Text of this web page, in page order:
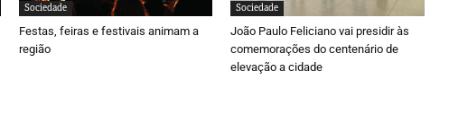
Sociedade
Festas, feiras e festivais animam a
região
Sociedade
João Paulo Feliciano vai presidir às
comemorações do centenário de
elevação a cidade